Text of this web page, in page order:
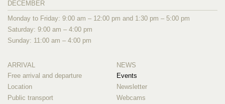
DECEMBER
Monday to Friday: 9:00 am – 12:00 pm and 1:30 pm – 5:00 pm
Saturday: 9:00 am – 4:00 pm
Sunday: 11:00 am – 4:00 pm
ARRIVAL
Free arrival and departure
Location
Public transport
NEWS
Events
Newsletter
Webcams